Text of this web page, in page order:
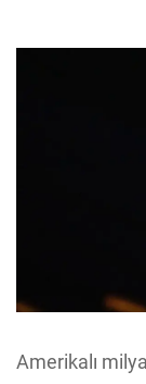
Amerikalı